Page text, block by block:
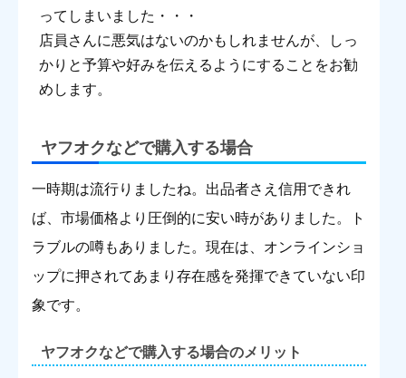
ってしまいました・・・
店員さんに悪気はないのかもしれませんが、しっ
かりと予算や好みを伝えるようにすることをお勧
めします。
ヤフオクなどで購入する場合
一時期は流行りましたね。出品者さえ信用できれ
ば、市場価格より圧倒的に安い時がありました。ト
ラブルの噂もありました。現在は、オンラインショ
ップに押されてあまり存在感を発揮できていない印
象です。
ヤフオクなどで購入する場合のメリット